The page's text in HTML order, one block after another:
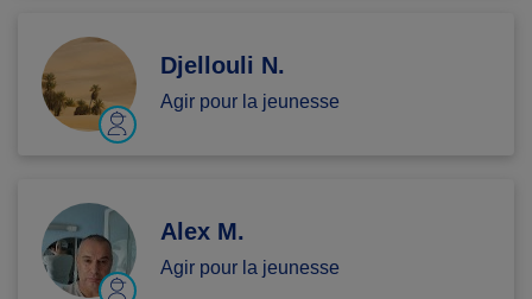
Djellouli N.
Agir pour la jeunesse
Alex M.
Agir pour la jeunesse